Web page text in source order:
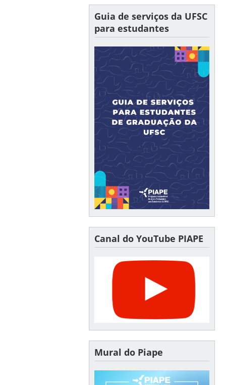
Guia de serviços da UFSC
para estudantes
Canal do YouTube PIAPE
Mural do Piape